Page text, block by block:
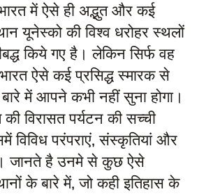
में ऐसे ही अद्भुत और कई
यूनेस्को की विश्व धरोहर स्थलों
किये गए है। लेकिन सिर्फ वह
ऐसे कई प्रसिद्ध स्मारक से
में आपने कभी नहीं सुना होगा।
विरासत पर्यटन की सच्ची
विविध परंपराएं, संस्कृतियां और
जानते है उनमे से कुछ ऐसे
के बारे में, जो कही इतिहास के